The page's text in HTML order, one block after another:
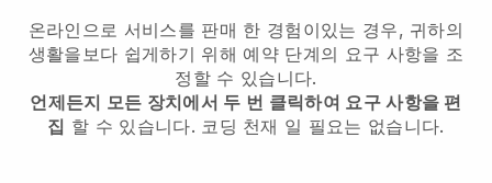
온라인으로 서비스를 판매 한 경험이있는 경우, 귀하의
생활을보다 쉽게하기 위해 예약 단계의 요구 사항을 조
정할 수 있습니다.
언제든지 모든 장치에서 두 번 클릭하여 요구 사항을 편
집 할 수 있습니다. 코딩 천재 일 필요는 없습니다.